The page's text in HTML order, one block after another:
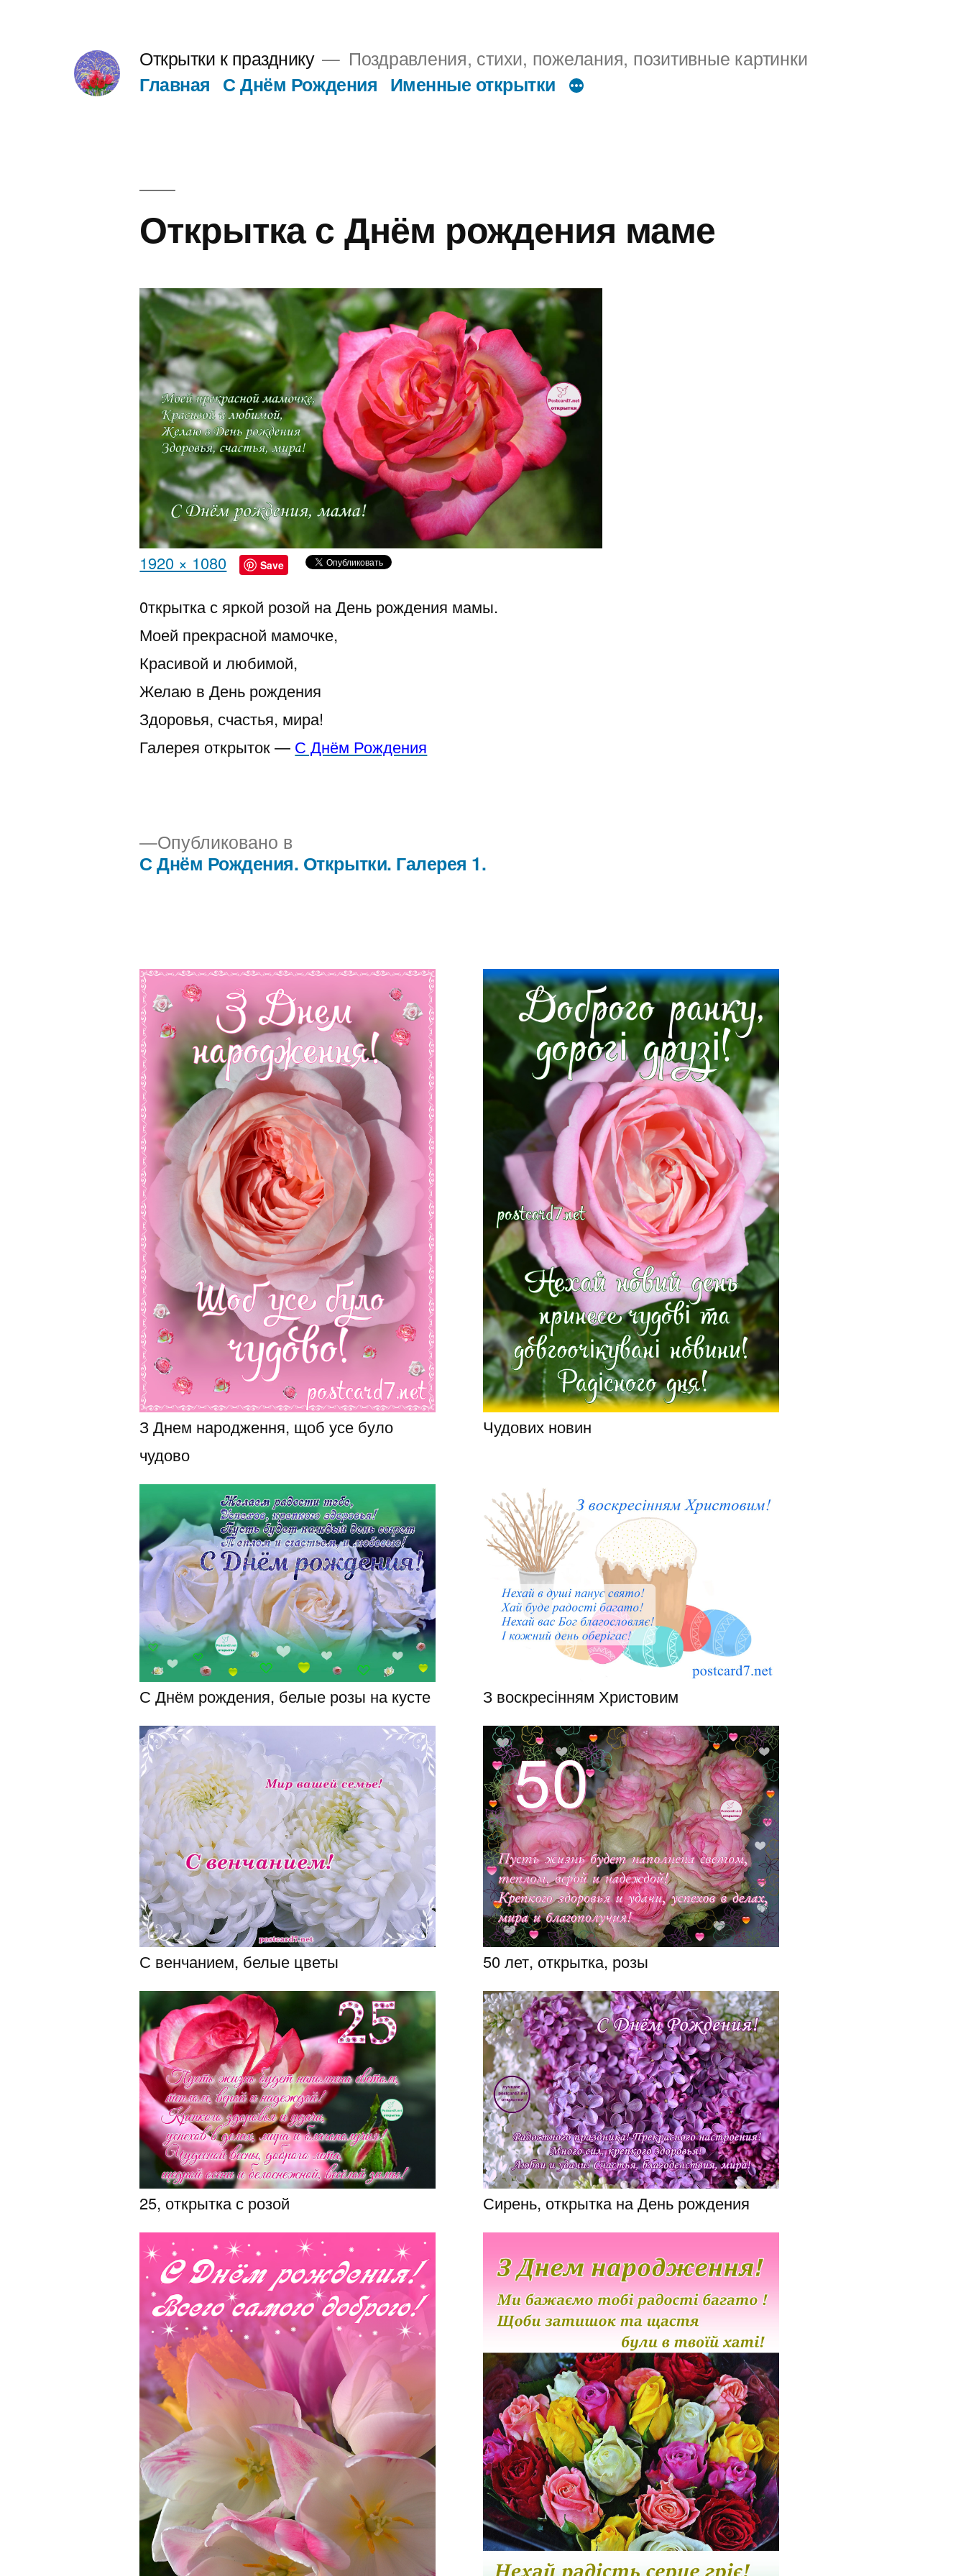
содержимому
Открытки к празднику Поздравления, стихи, пожелания, позитивные картинки
Главная С Днём Рождения Именные открытки
Открытка с Днём рождения маме
Полный
1920 × 1080 Save
0ткрытка с яркой розой на День рождения мамы.
Моей прекрасной мамочке,
Красивой и любимой,
Желаю в День рождения
Здоровья, счастья, мира!
Галерея открыток — С Днём Рождения
Навигация
записям
Опубликовано в
С Днём Рождения. Открытки. Галерея 1.
З Днем народження, щоб усе було
чудово
Чудових новин
С Днём рождения, белые розы на кусте З воскресінням Христовим
С венчанием, белые цветы 50 лет, открытка, розы
25, открытка с розой Сирень, открытка на День рождения